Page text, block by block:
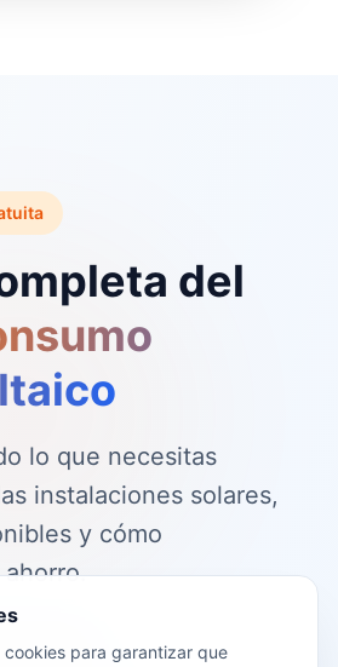
del
lo que necesitas
instalaciones solares,
y cómo
la guía:
cookies para garantizar que